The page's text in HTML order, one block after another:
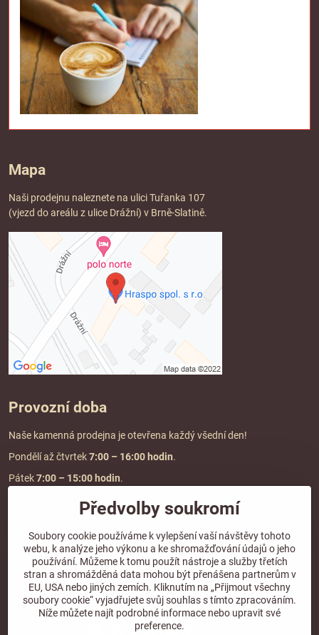
Mapa
Naši prodejnu naleznete na ulici Tuřanka 107
(vjezd do areálu z ulice Drážní) v Brně-Slatině.
Provozní doba
Naše kamenná prodejna je otevřena každý všední den!
Pondělí až čtvrtek7:00 – 16:00 hodin.
Pátek7:00 – 15:00 hodin.
Doprava a platba
DOPRAVA ZDARMA
při objednávce nad2000 Kč vč. DPH.
*Nevztahuje se na paletovou přepravu.
Předvolby soukromí
Soubory cookie používáme k vylepšení vaší návštěvy tohoto
webu, k analýze jeho výkonu a ke shromažďování údajů o jeho
používání. Můžeme k tomu použít nástroje a služby třetích
stran a shromážděná data mohou být přenášena partnerům v
EU, USA nebo jiných zemích. Kliknutím na „Přijmout všechny
soubory cookie“ vyjadřujete svůj souhlas s tímto zpracováním.
Níže můžete najít podrobné informace nebo upravit své
preference.